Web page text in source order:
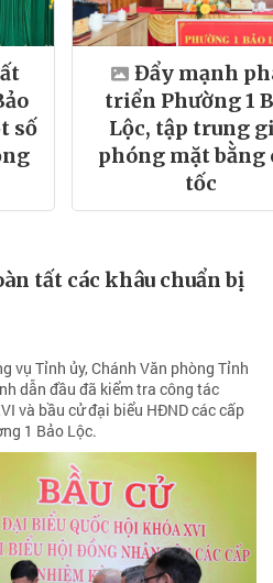
số
Đẩy mạnh
triển Phường 1
Lộc, tập trung
phóng mặt bằng
tốc
tất các khâu chuẩn bị
vụ Tỉnh ủy, Chánh Văn phòng Tỉnh
dẫn đầu đã kiểm tra công tác
và bầu cử đại biểu HĐND các cấp
1 Bảo Lộc.